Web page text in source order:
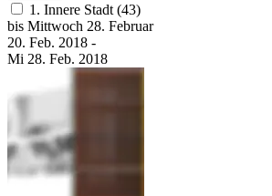
1. Innere Stadt (43)
bis Mittwoch 28. Februar
20. Feb. 2018 -
Mi 28. Feb. 2018